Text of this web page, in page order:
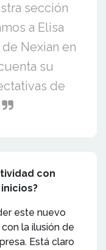
sección
a Elisa
Nexian en
su
de
con
este nuevo
la ilusión de
Está claro